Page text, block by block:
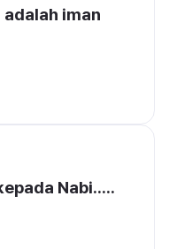
iman
Nabi.....